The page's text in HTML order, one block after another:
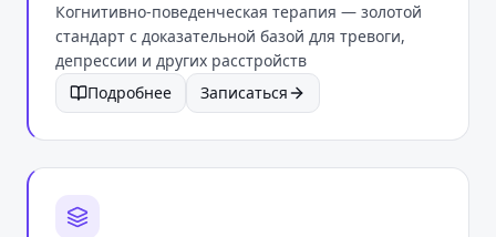
Когнитивно-поведенческая терапия — золотой
стандарт с доказательной базой для тревоги,
депрессии и других расстройств
Подробнее
Записаться